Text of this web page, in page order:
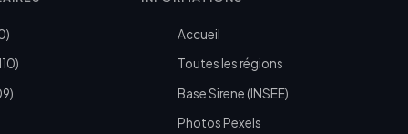
Accueil
Toutes les régions
Base Sirene (INSEE)
Photos Pexels